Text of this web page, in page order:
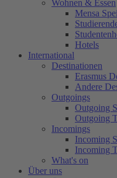
Wohnen & Essen
Mensa
Hotels
International
Destinationen
Erasmus
Andere
Outgoings
Outgoing
Outgoing
Incomings
Incoming
Incoming
What's on
Über uns